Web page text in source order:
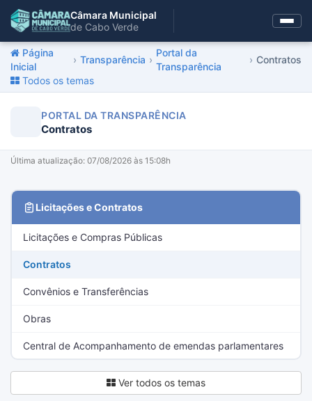
Câmara Municipal
de Cabo Verde
Página
Inicial
› Transparência ›
Portal da
Transparência
› Contratos
Todos os temas
PORTAL DA TRANSPARÊNCIA
Contratos
Última atualização: 07/08/2026 às 15:08h
Licitações e Contratos
Licitações e Compras Públicas
Contratos
Convênios e Transferências
Obras
Central de Acompanhamento de emendas parlamentares
Ver todos os temas